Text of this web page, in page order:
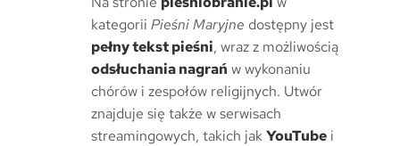
kategorii Pieśni Maryjne dostępny jest
pełny tekst pieśni, wraz z możliwością
odsłuchania nagrań w wykonaniu
chórów i zespołów religijnych. Utwór
znajduje się także w serwisach
streamingowych, takich jakYouTube i